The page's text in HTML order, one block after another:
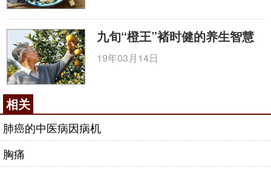
九旬“橙王”褚时健的养生智慧
19年03月14日
相关
肺癌的中医病因病机
胸痛